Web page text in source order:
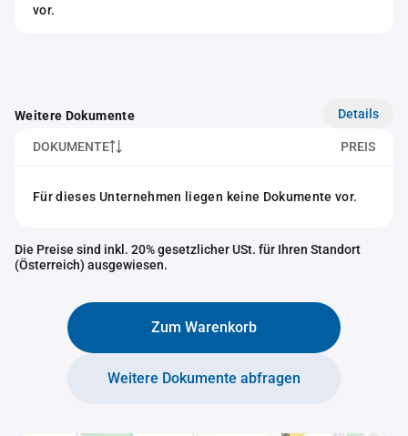
vor.
Weitere Dokumente Details
DOKUMENTE PREIS
Für dieses Unternehmen liegen keine Dokumente vor.
Die Preise sind inkl. 20% gesetzlicher USt. für Ihren Standort
(Österreich) ausgewiesen.
Zum Warenkorb
Weitere Dokumente abfragen